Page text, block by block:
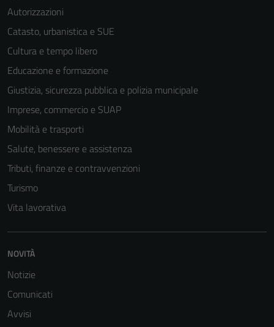
Autorizzazioni
Catasto, urbanistica e SUE
Cultura e tempo libero
Educazione e formazione
Giustizia, sicurezza pubblica e polizia municipale
Imprese, commercio e SUAP
Mobilità e trasporti
Salute, benessere e assistenza
Tributi, finanze e contravvenzioni
Turismo
Vita lavorativa
NOVITÀ
Notizie
Comunicati
Avvisi